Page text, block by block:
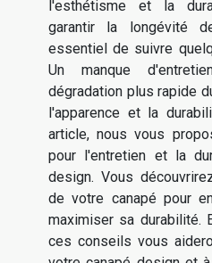
l'esthétisme et la
garantir la longévité
essentiel de suivre
Un manque
dégradation plus rapide
l'apparence et la
article, nous vous
pour l'entretien et la
design. Vous
de votre canapé pour
maximiser sa durabilité.
ces conseils vous